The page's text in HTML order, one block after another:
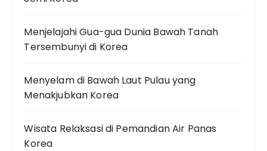
Menjelajahi Gua-gua Dunia Bawah Tanah
Tersembunyi di Korea
Menyelam di Bawah Laut Pulau yang
Menakjubkan Korea
Wisata Relaksasi di Pemandian Air Panas
Korea